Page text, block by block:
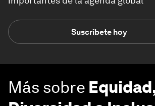
Suscríbete hoy
Más sobre